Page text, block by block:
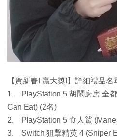
【賀新春! 贏大獎!】詳細禮品名
1. PlayStation 5 胡鬧廚房 全
Can Eat) (2名)
2. PlayStation 5 食人鯊
3. Switch 狙擊精英 4 (Sniper